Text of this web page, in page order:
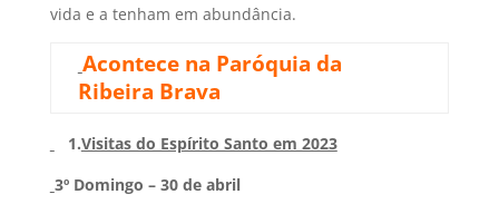
vida e a tenham em abundância.
Acontece na Paróquia da
Ribeira Brava
1.Visitas do Espírito Santo em 2023
3º Domingo – 30 de abril